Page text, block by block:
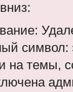
символ:
на темы,